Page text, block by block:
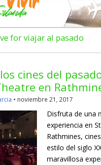
–
–
a los que viven, estudian
for viajar al pasado
cines del
en
• noviembre 21, 2017
Disfruta de una
experiencia en
Rathmines,
estilo del siglo
maravillosa